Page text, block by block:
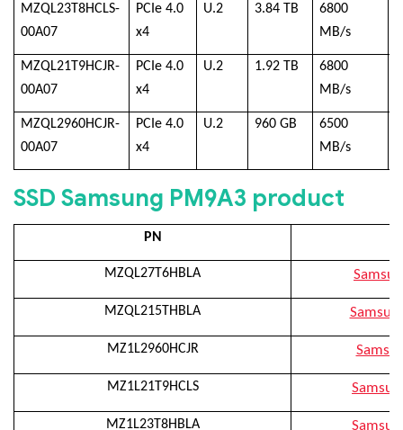
MZQL23T8HCLS-
00A07
PCIe 4.0
x4
U.2 3.84 TB
6800
MB/s
MZQL21T9HCJR-
00A07
PCIe 4.0
x4
U.2 1.92 TB
6800
MB/s
MZQL2960HCJR-
00A07
PCIe 4.0
x4
U.2 960 GB
6500
MB/s
SSD Samsung PM9A3 product
PN
MZQL27T6HBLA
MZQL215THBLA
MZ1L2960HCJR
MZ1L21T9HCLS
MZ1L23T8HBLA